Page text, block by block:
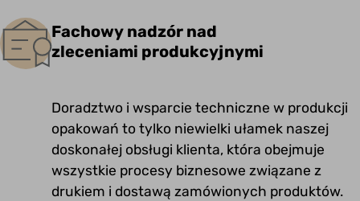
Fachowy nadzór nad
zleceniami produkcyjnymi
Doradztwo i wsparcie techniczne w produkcji
opakowań to tylko niewielki ułamek naszej
doskonałej obsługi klienta, która obejmuje
wszystkie procesy biznesowe związane z
drukiem i dostawą zamówionych produktów.